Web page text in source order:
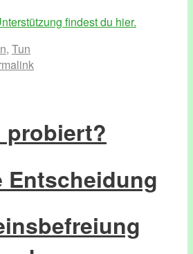
findest du hier.
, Tun
probiert?
Entscheidung